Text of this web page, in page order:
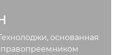
основанная
правопреемником